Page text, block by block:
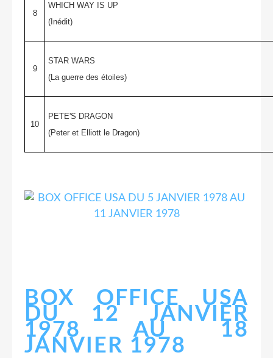
8
WHICH WAY IS UP
(Inédit)
9
STAR WARS
(La guerre des étoiles)
10
PETE'S DRAGON
(Peter et Elliott le Dragon)
BOX OFFICE USA
DU 12 JANVIER
1978 AU 18
JANVIER 1978